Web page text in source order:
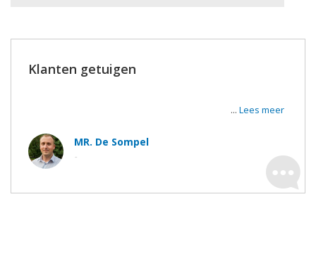
Klanten getuigen
... Lees meer
MR. De Sompel
-